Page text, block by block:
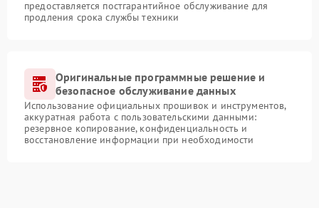
предоставляется постгарантийное обслуживание для
продления срока службы техники
Оригинальные программные решение и
безопасное обслуживание данных
Использование официальных прошивок и инструментов,
аккуратная работа с пользовательскими данными:
резервное копирование, конфиденциальность и
восстановление информации при необходимости